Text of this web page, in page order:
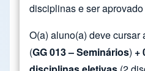
disciplinas e ser
O(a) aluno(a) deve
(GG 013 – Seminários) +